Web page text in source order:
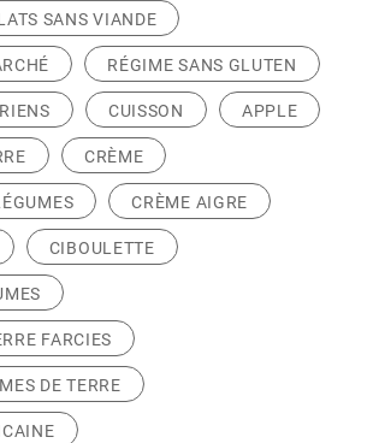
SANS VIANDE
RÉGIME SANS GLUTEN
CUISSON APPLE
CRÈME
CRÈME AIGRE
CIBOULETTE
FARCIES
DE TERRE